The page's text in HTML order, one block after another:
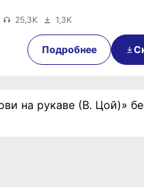
0:42
25,3K 1,3K
Подробнее
на рукаве (В. Цой)»